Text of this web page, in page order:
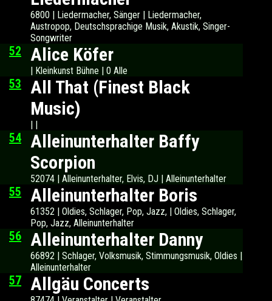
6800 | Liedermacher, Sänger | Liedermacher,
Austropop, Deutschsprachige Musik, Akustik, Singer-
Songwriter
52 Alice Köfer
| Kleinkunst Bühne | 0 Alle
53
All That (Finest Black
Music)
| |
54
Alleinunterhalter Baffy
Scorpion
52074 | Alleinunterhalter, Elvis, DJ | Alleinunterhalter
55 Alleinunterhalter Boris
61352 | Oldies, Schlager, Pop, Jazz, | Oldies, Schlager,
Pop, Jazz, Alleinunterhalter
56 Alleinunterhalter Danny
66892 | Schlager, Volksmusik, Stimmungsmusik, Oldies |
Alleinunterhalter
57 Allgäu Concerts